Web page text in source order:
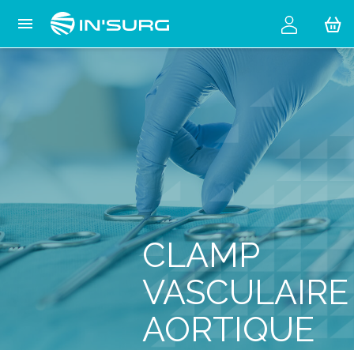

CLAMP
VASCULAIRE
AORTIQUE
Cookies management panel